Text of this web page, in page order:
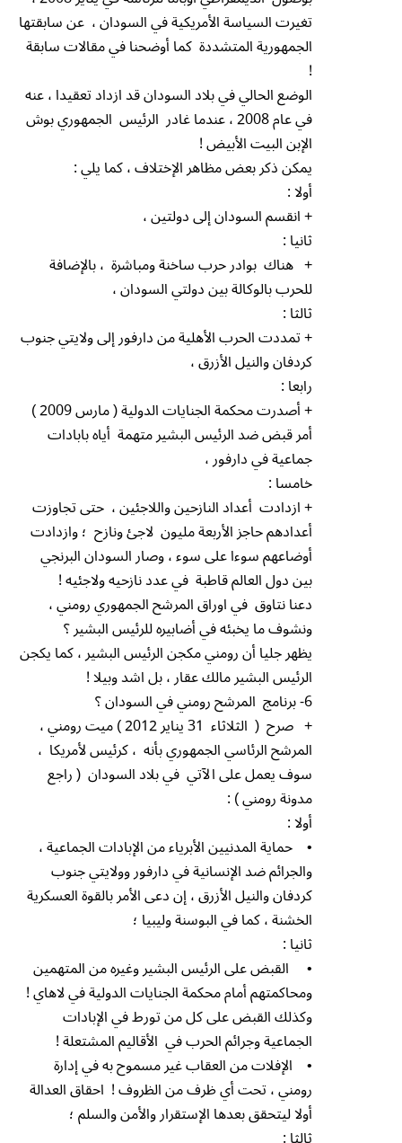
تغيرت السياسة الأمريكية في السودان ، عن سابقتها
الجمهورية المتشددة كما أوضحنا في مقالات سابقة
!
الوضع الحالي في بلاد السودان قد ازداد تعقيدا ، عنه
في عام 2008 ، عندما غادر الرئيس الجمهوري بوش
الإبن البيت الأبيض !
يمكن ذكر بعض مظاهر الإختلاف ، كما يلي :
أولا :
+ انقسم السودان إلى دولتين ،
ثانيا :
+ هناك بوادر حرب ساخنة ومباشرة ، بالإضافة
للحرب بالوكالة بين دولتي السودان ،
ثالثا :
+ تمددت الحرب الأهلية من دارفور إلى ولايتي جنوب
كردفان والنيل الأزرق ،
رابعا :
+ أصدرت محكمة الجنايات الدولية ( مارس 2009 )
أمر قبض ضد الرئيس البشير متهمة أياه بابادات
جماعية في دارفور ،
خامسا :
+ ازدادت أعداد النازحين واللاجئين ، حتى تجاوزت
أعدادهم حاجز الأربعة مليون لاجئ ونازح ؛ وازدادت
أوضاعهم سوءا على سوء ، وصار السودان البرنجي
بين دول العالم قاطبة في عدد نازحيه ولاجئيه !
دعنا نتاوق في اوراق المرشح الجمهوري رومني ،
ونشوف ما يخبئه في أضابيره للرئيس البشير ؟
يظهر جليا أن رومني مكجن الرئيس البشير ، كما يكجن
الرئيس البشير مالك عقار ، بل اشد وبيلا !
6- برنامج المرشح رومني في السودان ؟
+ صرح ( الثلاثاء 31 يناير 2012 ) ميت رومني ،
المرشح الرئاسي الجمهوري بأنه ، كرئيس لأمريكا ،
سوف يعمل على الآتي في بلاد السودان ( راجع
مدونة رومني ) :
أولا :
• حماية المدنيين الأبرياء من الإبادات الجماعية ،
والجرائم ضد الإنسانية في دارفور وولايتي جنوب
كردفان والنيل الأزرق ، إن دعى الأمر بالقوة العسكرية
الخشنة ، كما في البوسنة وليبيا ؛
ثانيا :
• القبض على الرئيس البشير وغيره من المتهمين
ومحاكمتهم أمام محكمة الجنايات الدولية في لاهاي !
وكذلك القبض على كل من تورط في الإبادات
الجماعية وجرائم الحرب في الأقاليم المشتعلة !
• الإفلات من العقاب غير مسموح به في إدارة
رومني ، تحت أي ظرف من الظروف ! احقاق العدالة
أولا ليتحقق بعدها الإستقرار والأمن والسلم ؛